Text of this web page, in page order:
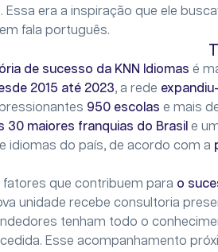
Essa era a inspiração que ele
fala português.
de sucesso da KNN Idiomas é
2015 até 2023, a rede
950 escolas e mais
30 maiores franquias do Brasil e
idiomas do país, de acordo com a
fatores que contribuem para o
unidade recebe consultoria
tenham todo o
Esse acompanhamento